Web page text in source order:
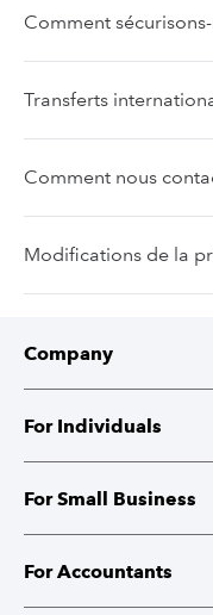
Comment
Transferts
Comment nous
Modifications de la
Company
About Intuit
Investor Relations
Corporate
For Individuals
TurboTax
TurboTax Live
For Small Business
QuickBooks
For Accountants